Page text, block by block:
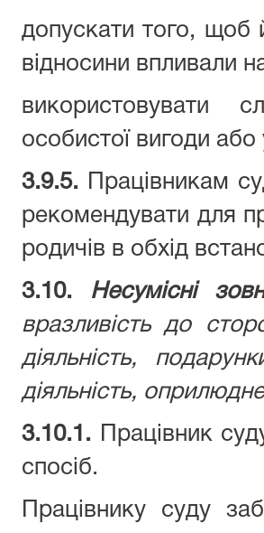
допускати того, щоб
відносини впливали
використовувати
особистої вигоди або
3.9.5.
Працівникам
рекомендувати для
родичів в обхід
3.10.
Несумісні
вразливість до
діяльність,
діяльність,
3.10.1.
Працівник
спосіб.
Працівнику суду